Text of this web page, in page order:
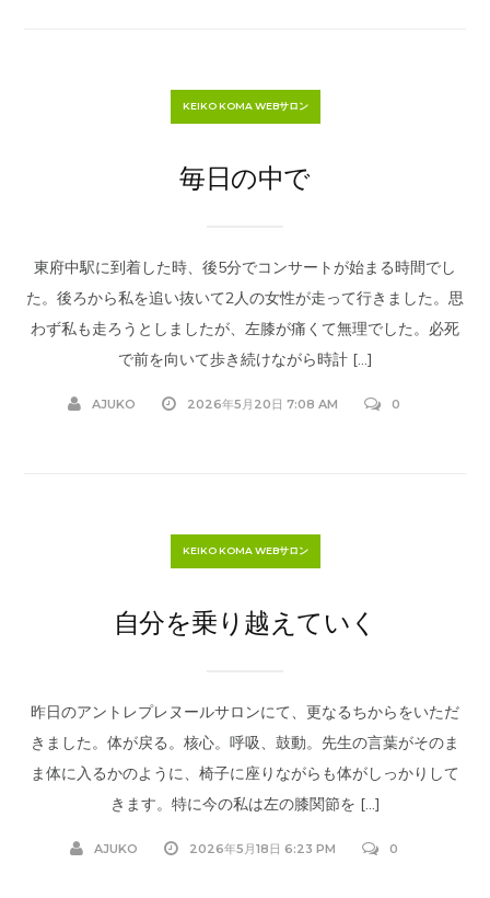
KEIKO KOMA WEBサロン
毎日の中で
東府中駅に到着した時、後5分でコンサートが始まる時間でし
た。後ろから私を追い抜いて2人の女性が走って行きました。思
わず私も走ろうとしましたが、左膝が痛くて無理でした。必死
で前を向いて歩き続けながら時計 […]
AJUKO 2026年5月20日 7:08 AM 0
KEIKO KOMA WEBサロン
自分を乗り越えていく
昨日のアントレプレヌールサロンにて、更なるちからをいただ
きました。体が戻る。核心。呼吸、鼓動。先生の言葉がそのま
ま体に入るかのように、椅子に座りながらも体がしっかりして
きます。特に今の私は左の膝関節を […]
AJUKO 2026年5月18日 6:23 PM 0